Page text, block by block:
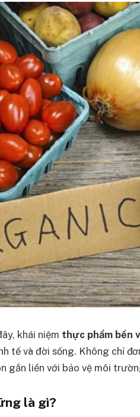
khái niệm thực phẩm bền
tế và đời sống. Không chỉ
gắn liền với bảo vệ môi
là gì?